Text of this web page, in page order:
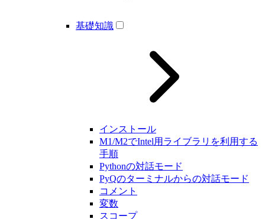
基礎知識
インストール
M1/M2でIntel用ライブラリを利用する
手順
Pythonの対話モード
PyQのターミナルからの対話モード
コメント
変数
スコープ